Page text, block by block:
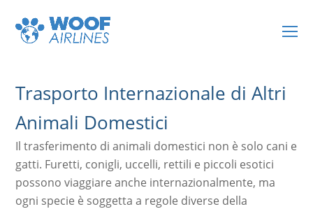
Trasporto Internazionale di Altri
Animali Domestici
Il trasferimento di animali domestici non è solo cani e
gatti. Furetti, conigli, uccelli, rettili e piccoli esotici
possono viaggiare anche internazionalmente, ma
ogni specie è soggetta a regole diverse della